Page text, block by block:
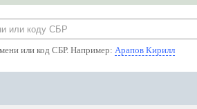
или код СБР. Например: Арапов Кирилл